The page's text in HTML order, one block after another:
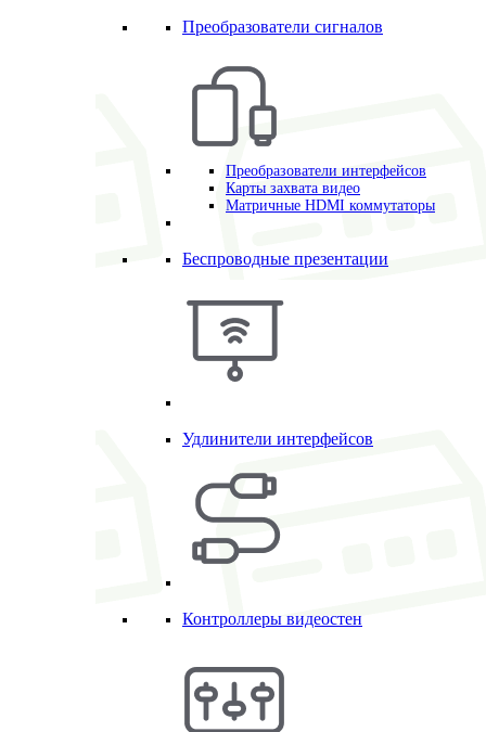
Преобразователи сигналов
Преобразователи интерфейсов
Карты захвата видео
Матричные HDMI коммутаторы
Беспроводные презентации
Удлинители интерфейсов
Контроллеры видеостен